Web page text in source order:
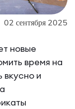
02 сентября 2025
новые
время на
вкусно и